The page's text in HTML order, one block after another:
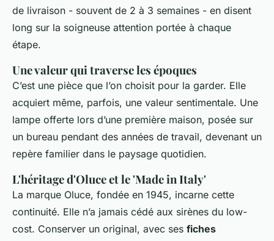
de livraison - souvent de 2 à 3 semaines - en disent
long sur la soigneuse attention portée à chaque
étape.
Une valeur qui traverse les époques
C’est une pièce que l’on choisit pour la garder. Elle
acquiert même, parfois, une valeur sentimentale. Une
lampe offerte lors d’une première maison, posée sur
un bureau pendant des années de travail, devenant un
repère familier dans le paysage quotidien.
L'héritage d'Oluce et le 'Made in Italy'
La marque Oluce, fondée en 1945, incarne cette
continuité. Elle n’a jamais cédé aux sirènes du low-
cost. Conserver un original, avec ses fiches